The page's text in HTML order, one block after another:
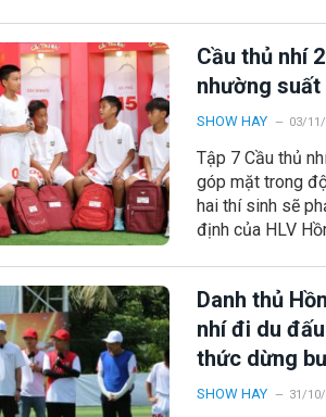
Cầu thủ nhí
nhường suất
SHOW HAY 03/
Tập 7 Cầu thủ
góp mặt trong
hai thí sinh sẽ
định của HLV
Danh thủ
nhí đi du
thức dừng
SHOW HAY 31/